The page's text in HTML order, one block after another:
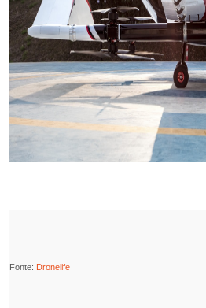
Fonte: Dronelife